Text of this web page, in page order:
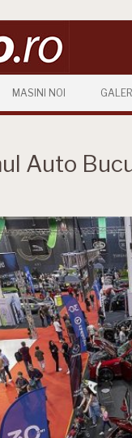
MASINI NOI
Auto